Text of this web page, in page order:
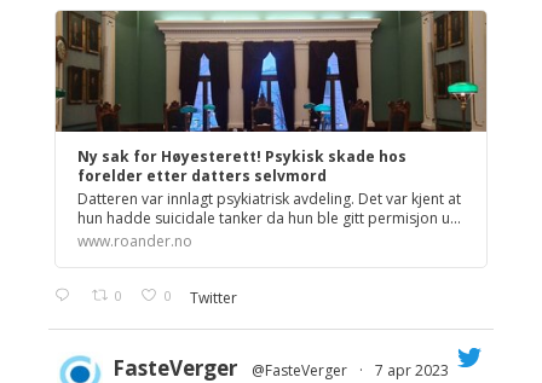
;
Ny sak for Høyesterett! Psykisk skade hos
forelder etter datters selvmord
Datteren var innlagt psykiatrisk avdeling. Det var kjent at
hun hadde suicidale tanker da hun ble gitt permisjon u...
www.roander.no
0 0 Twitter
FasteVerger @FasteVerger · 7 apr 2023